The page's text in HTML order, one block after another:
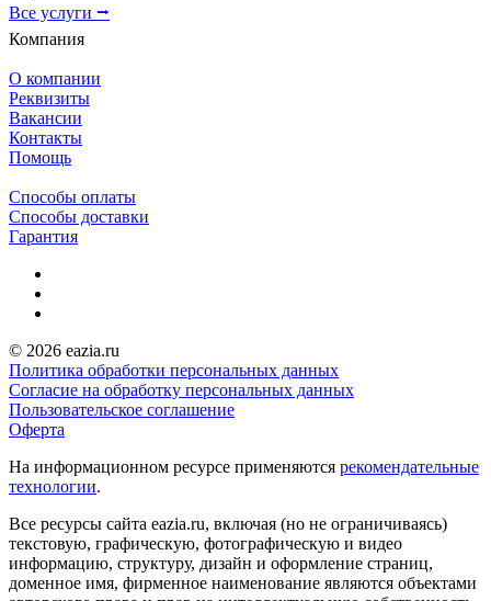
Все услуги ⭢
Компания
О компании
Реквизиты
Вакансии
Контакты
Помощь
Способы оплаты
Способы доставки
Гарантия
© 2026 eazia.ru
Политика обработки персональных данных
Согласие на обработку персональных данных
Пользовательское соглашение
Оферта
На информационном ресурсе применяются рекомендательные
технологии.
Все ресурсы сайта eazia.ru, включая (но не ограничиваясь)
текстовую, графическую, фотографическую и видео
информацию, структуру, дизайн и оформление страниц,
доменное имя, фирменное наименование являются объектами